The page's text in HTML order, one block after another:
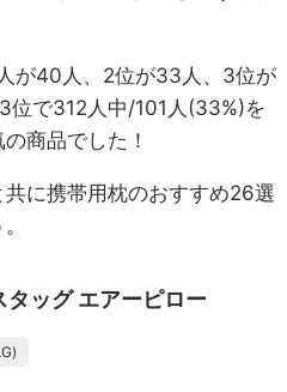
が40人、2位が33人、3位が
位で312人中/101人(33%)を
商品でした！
に携帯用枕のおすすめ26選
タッグ エアーピロー